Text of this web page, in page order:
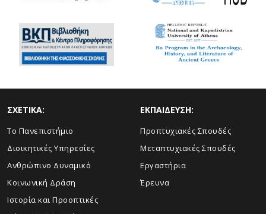
ΣΧΕΤΙΚΑ:
Το Πανεπιστήμιο
Διοικητικές Υπηρεσίες
Ανθρώπινο Δυναμικό
Κοινωνική Δράση
Ιστορία και Προοπτικές
ΕΚΠΑΙΔΕΥΣΗ:
Προπτυχιακές Σπουδές
Μεταπτυχιακές Σπουδές
Εργαστήρια
Έρευνα